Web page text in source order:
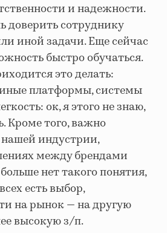
и надежности.
доверить сотруднику
иной задачи. Еще сейчас
быстро обучаться.
это делать:
платформы, системы
ок, я этого не знаю,
Кроме того, важно
индустрии,
между брендами
нет такого понятия,
есть выбор,
на рынок — на другую
высокую з/п.